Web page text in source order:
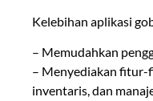
Kelebihan aplikasi
– Memudahkan
– Menyediakan fitur-
inventaris, dan